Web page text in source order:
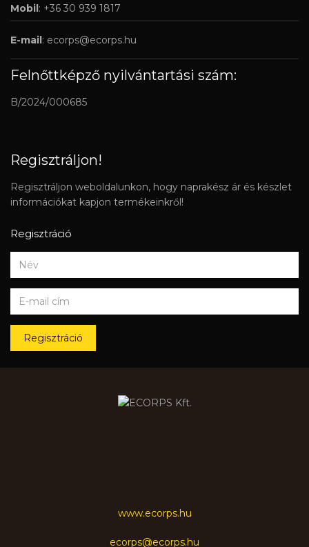
Mobil : +36 30 939 1817
E-mail : ecorps@ecorps.hu
Felnőttképző nyilvántartási szám:
B/2024/000685
Regisztráljon!
Regisztráljon weboldalunkon, hogy naprakész ár és készlet
információkat kapjon termékeinkről!
Regisztráció
Regisztráció
www.ecorps.hu
ecorps@ecorps.hu